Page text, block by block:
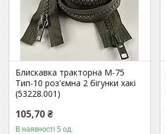
Блискавка тракторна М-75
Тип-10 роз'ємна 2 бігунки хакі
(53228.001)
105,70 ₴
В наявності 5 од.